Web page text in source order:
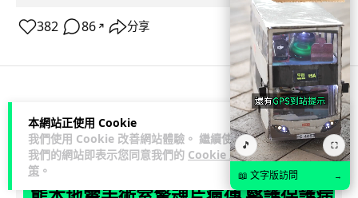
本網站正使用 Cookie
我們使用 Cookie 改善網站體驗。 繼續使用
我們的網站即表示您同意我們的 Cookie 政
策 。
382 86 ↗ 分享
Lawton 2 日
🎵 ⛶
📖 文字版訪問 →